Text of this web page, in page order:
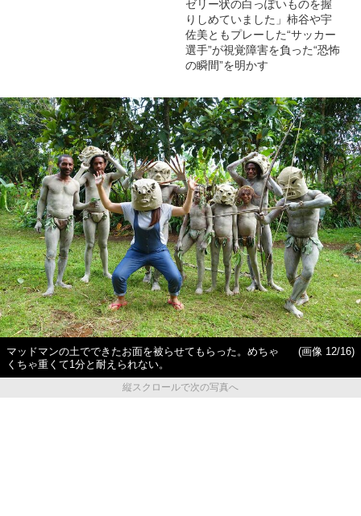
ゼリー状の白っぽいものを握
りしめていました」柿谷や宇
佐美ともプレーした“サッカー
選手”が視覚障害を負った“恐怖
の瞬間”を明かす
マッドマンの土でできたお面を被らせてもらった。めちゃ
くちゃ重くて1分と耐えられない。
(画像 12/16)
縦スクロールで次の写真へ